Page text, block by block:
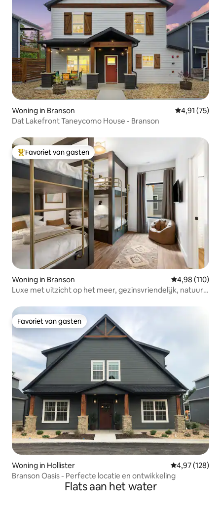
Woning in Branson Gemiddelde
4,91 (75)
Dat Lakefront Taneycomo House - Branson
Topfavoriet van gasten
Favoriet van gasten
Woning in Branson Gemiddelde
4,98 (110)
Luxe met uitzicht op het meer, gezinsvriendelijk, natuur,
Favoriet van gasten
Favoriet van gasten
Woning in Hollister Gemiddelde
4,97 (128)
Branson Oasis - Perfecte locatie en ontwikkeling
Flats aan het water